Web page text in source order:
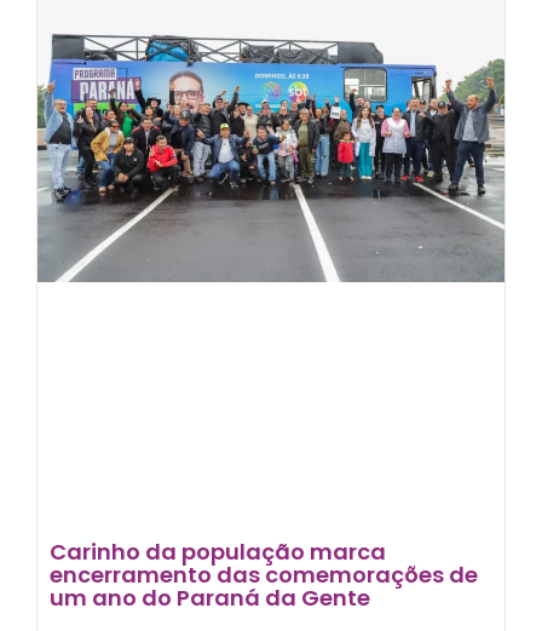
Carinho da população marca
encerramento das comemorações de
um ano do Paraná da Gente